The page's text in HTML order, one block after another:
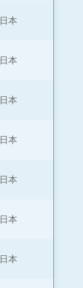
日本
日本
日本
日本
日本
日本
日本